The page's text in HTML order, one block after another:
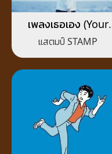
เพลงเธอเอง (Your
Melody)
แสตมป์ STAMP